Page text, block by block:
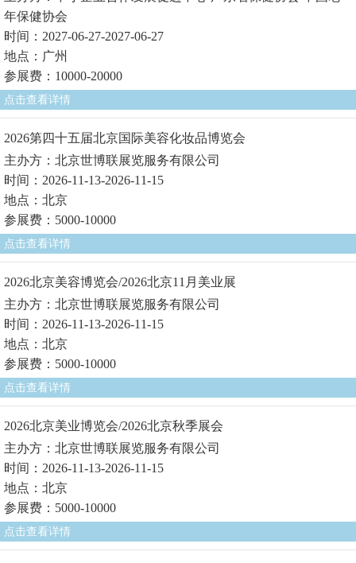
年保健协会
时间：2027-06-27-2027-06-27
地点：广州
参展费：10000-20000
点击查看详情
2026第四十五届北京国际美容化妆品博览会
主办方：北京世博联展览服务有限公司
时间：2026-11-13-2026-11-15
地点：北京
参展费：5000-10000
点击查看详情
2026北京美容博览会/2026北京11月美业展
主办方：北京世博联展览服务有限公司
时间：2026-11-13-2026-11-15
地点：北京
参展费：5000-10000
点击查看详情
2026北京美业博览会/2026北京秋季展会
主办方：北京世博联展览服务有限公司
时间：2026-11-13-2026-11-15
地点：北京
参展费：5000-10000
点击查看详情